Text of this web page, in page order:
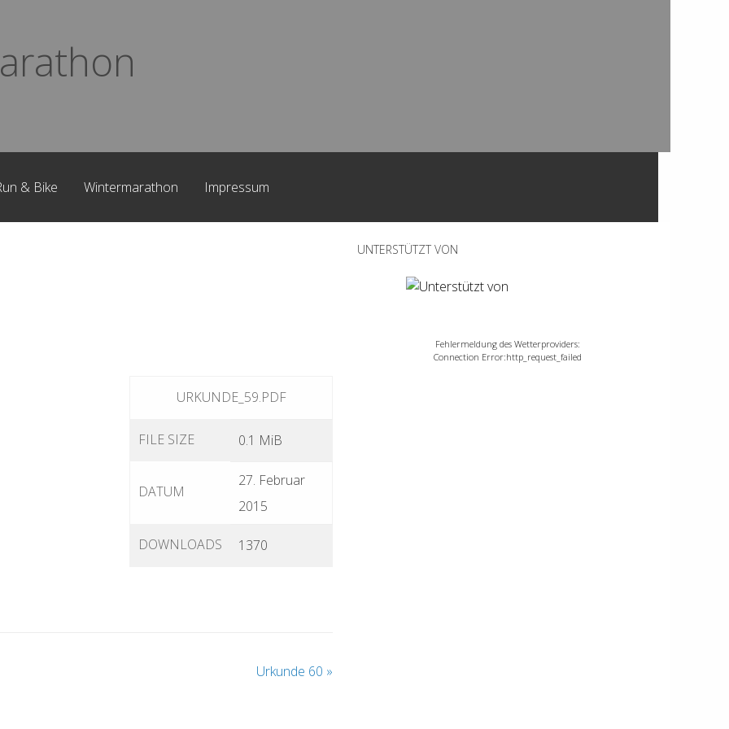
& Bike Wintermarathon Impressum
URKUNDE_59.PDF
FILE SIZE 0.1 MiB
DATUM
27. Februar
2015
DOWNLOADS 1370
Urkunde 60 »
UNTERSTÜTZT VON
Fehlermeldung des Wetterproviders:
Connection Error:http_request_failed